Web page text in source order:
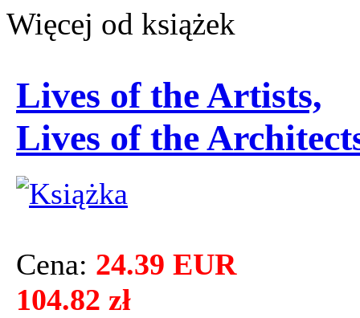
Więcej od książek
Lives of the Artists,
Lives of the
Cena: 24.39 EUR
104.82 zł